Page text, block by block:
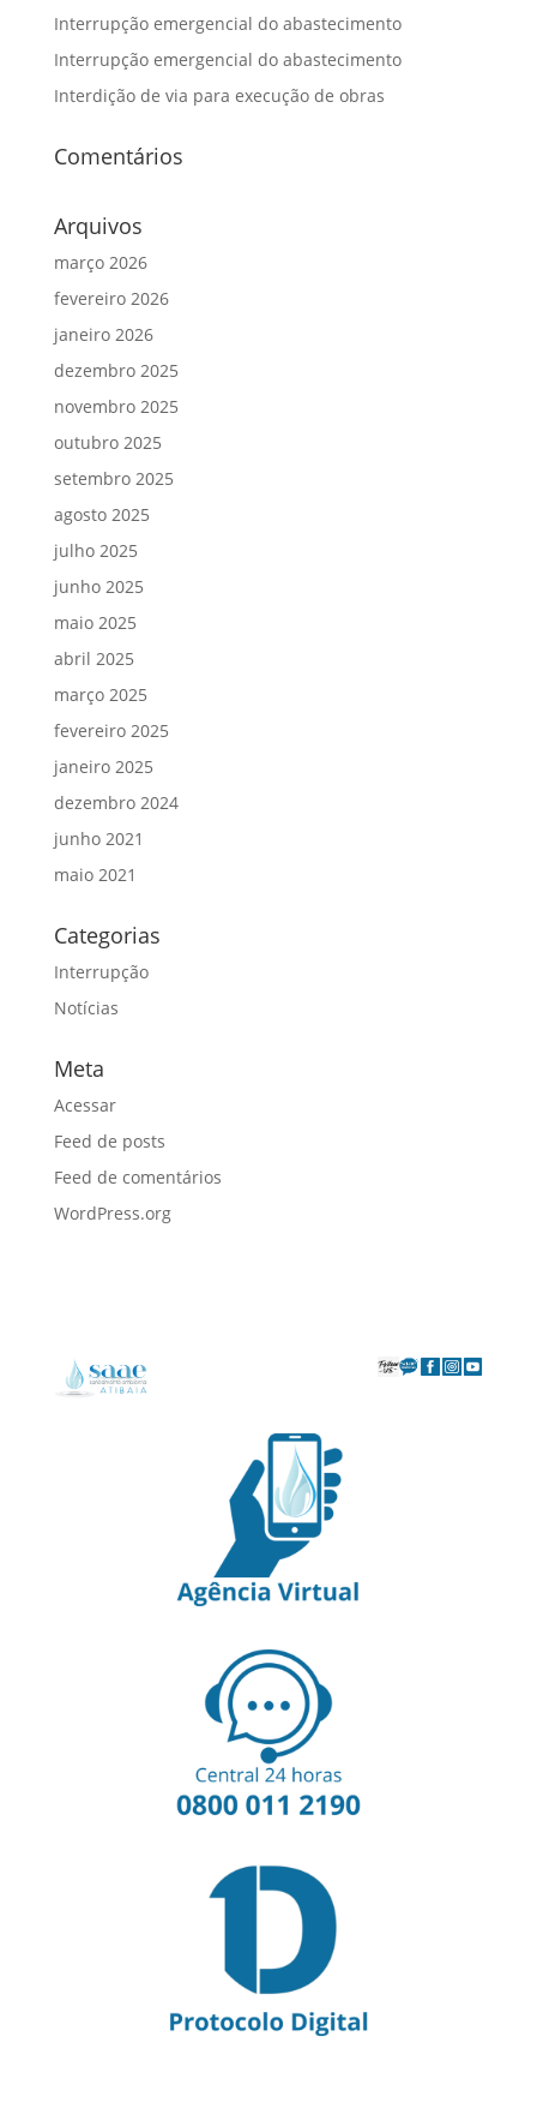
Interrupção emergencial do abastecimento
Interrupção emergencial do abastecimento
Interdição de via para execução de obras
Comentários
Arquivos
março 2026
fevereiro 2026
janeiro 2026
dezembro 2025
novembro 2025
outubro 2025
setembro 2025
agosto 2025
julho 2025
junho 2025
maio 2025
abril 2025
março 2025
fevereiro 2025
janeiro 2025
dezembro 2024
junho 2021
maio 2021
Categorias
Interrupção
Notícias
Meta
Acessar
Feed de posts
Feed de comentários
WordPress.org